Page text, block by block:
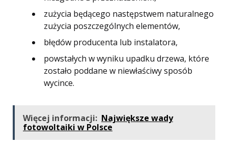
zużycia będącego następstwem naturalnego
zużycia poszczególnych elementów,
błędów producenta lub instalatora,
powstałych w wyniku upadku drzewa, które
zostało poddane w niewłaściwy sposób
wycince.
Więcej informacji: Największe wady
fotowoltaiki w Polsce